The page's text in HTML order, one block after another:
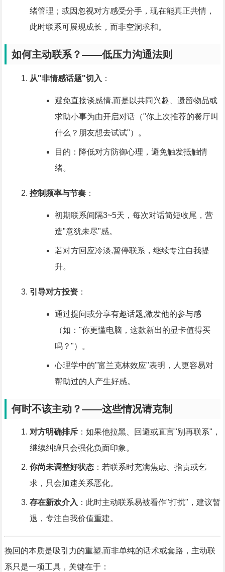
绪管理；或因忽视对方感受分手，现在能真正共情，
此时联系可展现成长，而非空洞求和。
如何主动联系？——低压力沟通法则
从"非情感话题"切入 ：
避免直接谈感情,而是以共同兴趣、遗留物品或
求助小事为由开启对话（"你上次推荐的餐厅叫
什么？朋友想去试试"）。
目的：降低对方防御心理，避免触发抵触情
绪。
控制频率与节奏：
初期联系间隔3~5天，每次对话简短收尾，营
造"意犹未尽"感。
若对方回应冷淡,暂停联系，继续专注自我提
升。
引导对方投资：
通过提问或分享有趣话题,激发他的参与感
（如："你更懂电脑，这款新出的显卡值得买
吗？"）。
心理学中的"富兰克林效应"表明，人更容易对
帮助过的人产生好感。
何时不该主动？——这些情况请克制
对方明确排斥：如果他拉黑、回避或直言"别再联系"，
继续纠缠只会强化负面印象。
你尚未调整好状态：若联系时充满焦虑、指责或乞
求，只会加速关系恶化。
存在新欢介入 ：此时主动联系易被看作"打扰"，建议暂
退，专注自我价值重建。
挽回的本质是吸引力的重塑,而非单纯的话术或套路，主动联
系只是一项工具，关键在于：